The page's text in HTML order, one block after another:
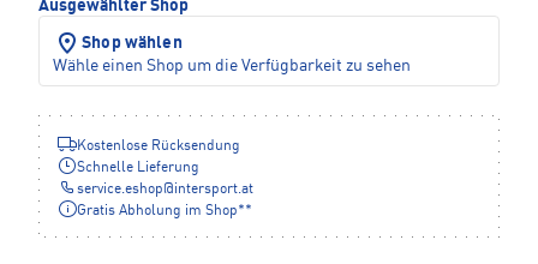
Ausgewählter Shop
Shop wählen
Wähle einen Shop um die Verfügbarkeit zu sehen
Kostenlose Rücksendung
Schnelle Lieferung
service.eshop@intersport.at
Gratis Abholung im Shop**